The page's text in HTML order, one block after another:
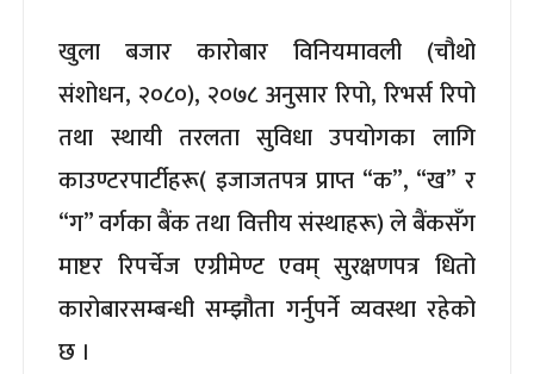
खुला बजार कारोबार विनियमावली (चौथो
संशोधन, २०८०), २०७८ अनुसार रिपो, रिभर्स रिपो
तथा स्थायी तरलता सुविधा उपयोगका लागि
काउण्टरपार्टीहरू( इजाजतपत्र प्राप्त “क”, “ख” र
“ग” वर्गका बैंक तथा वित्तीय संस्थाहरू) ले बैंकसँग
माष्टर रिपर्चेज एग्रीमेण्ट एवम् सुरक्षणपत्र धितो
कारोबारसम्बन्धी सम्झौता गर्नुपर्ने व्यवस्था रहेको
छ ।